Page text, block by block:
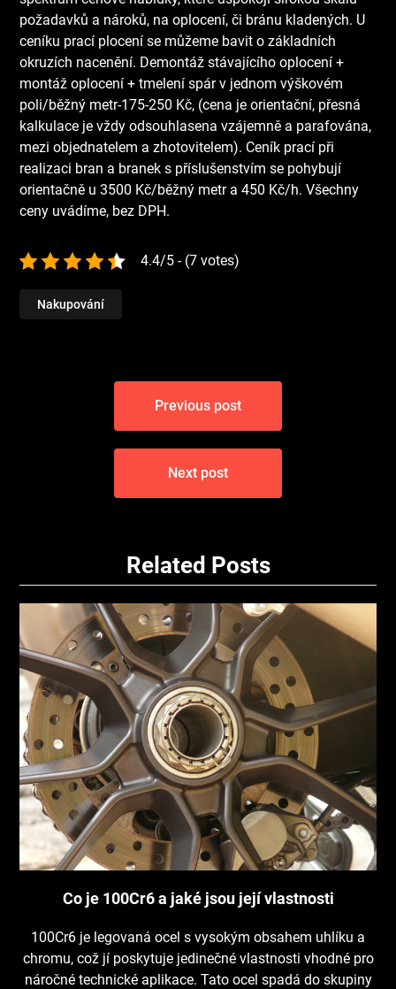
požadavků a nároků, na oplocení, či bránu kladených. U
ceníku prací plocení se můžeme bavit o základních
okruzích nacenění. Demontáž stávajícího oplocení +
montáž oplocení + tmelení spár v jednom výškovém
poli/běžný metr-175-250 Kč, (cena je orientační, přesná
kalkulace je vždy odsouhlasena vzájemně a parafována,
mezi objednatelem a zhotovitelem). Ceník prací při
realizaci bran a branek s příslušenstvím se pohybují
orientačně u 3500 Kč/běžný metr a 450 Kč/h. Všechny
ceny uvádíme, bez DPH.
4.4/5 - (7 votes)
Nakupování
Navigace
příspěvek
Previous post
Next post
Related Posts
Co je 100Cr6 a jaké jsou její vlastnosti
100Cr6 je legovaná ocel s vysokým obsahem uhlíku a
chromu, což jí poskytuje jedinečné vlastnosti vhodné pro
náročné technické aplikace. Tato ocel spadá do skupiny